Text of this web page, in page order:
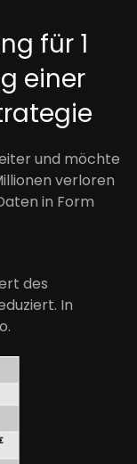
für 1
einer
und möchte
verloren
in Form
des
In